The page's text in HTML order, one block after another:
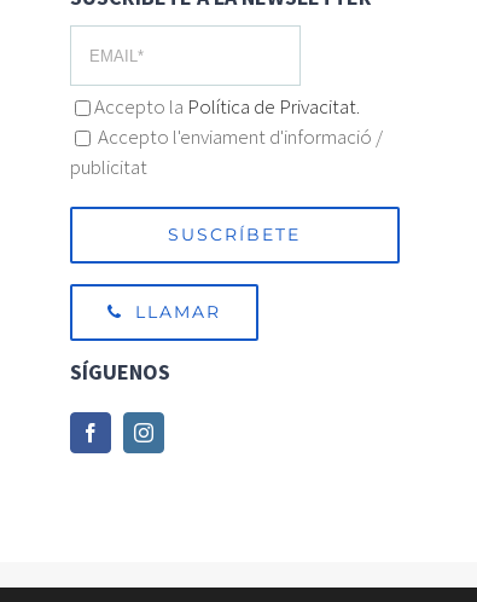
Accepto la Política de Privacitat.
Accepto l'enviament d'informació /
publicitat
LLAMAR
SÍGUENOS